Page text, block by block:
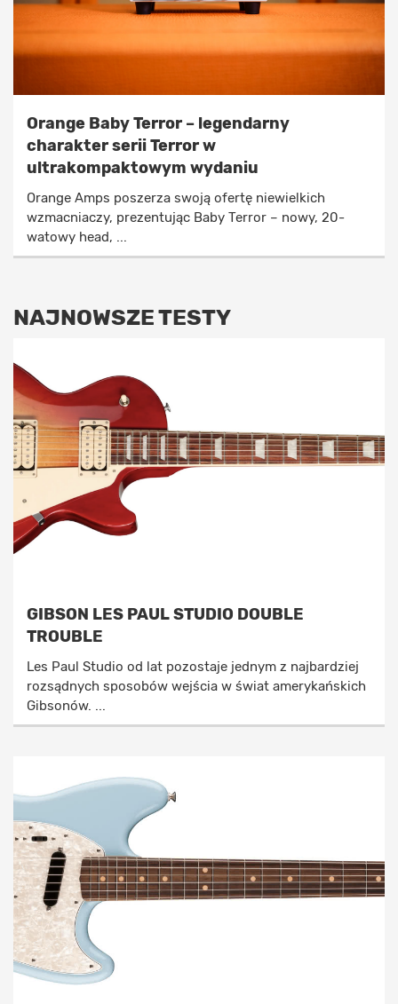
Orange Baby Terror – legendarny
charakter serii Terror w
ultrakompaktowym wydaniu
Orange Amps poszerza swoją ofertę niewielkich
wzmacniaczy, prezentując Baby Terror – nowy, 20-
watowy head, ...
NAJNOWSZE TESTY
GIBSON LES PAUL STUDIO DOUBLE
TROUBLE
Les Paul Studio od lat pozostaje jednym z najbardziej
rozsądnych sposobów wejścia w świat amerykańskich
Gibsonów. ...